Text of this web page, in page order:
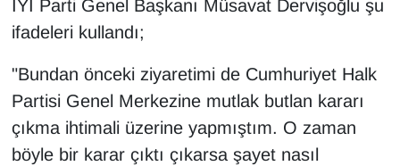
İYİ Parti Genel Başkanı Müsavat Dervişoğlu şu
ifadeleri kullandı;
"Bundan önceki ziyaretimi de Cumhuriyet Halk
Partisi Genel Merkezine mutlak butlan kararı
çıkma ihtimali üzerine yapmıştım. O zaman
böyle bir karar çıktı çıkarsa şayet nasıl